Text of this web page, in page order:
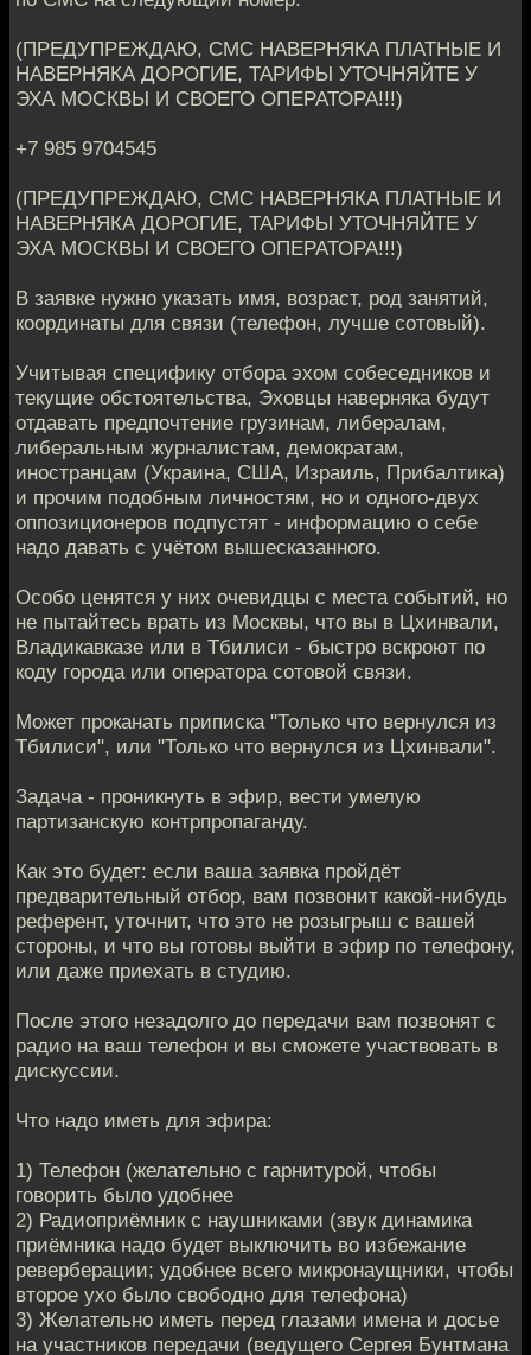
(ПРЕДУПРЕЖДАЮ, СМС НАВЕРНЯКА ПЛАТНЫЕ И
НАВЕРНЯКА ДОРОГИЕ, ТАРИФЫ УТОЧНЯЙТЕ У
ЭХА МОСКВЫ И СВОЕГО ОПЕРАТОРА!!!)
+7 985 9704545
(ПРЕДУПРЕЖДАЮ, СМС НАВЕРНЯКА ПЛАТНЫЕ И
НАВЕРНЯКА ДОРОГИЕ, ТАРИФЫ УТОЧНЯЙТЕ У
ЭХА МОСКВЫ И СВОЕГО ОПЕРАТОРА!!!)
В заявке нужно указать имя, возраст, род занятий,
координаты для связи (телефон, лучше сотовый).
Учитывая специфику отбора эхом собеседников и
текущие обстоятельства, Эховцы наверняка будут
отдавать предпочтение грузинам, либералам,
либеральным журналистам, демократам,
иностранцам (Украина, США, Израиль, Прибалтика)
и прочим подобным личностям, но и одного-двух
оппозиционеров подпустят - информацию о себе
надо давать с учётом вышесказанного.
Особо ценятся у них очевидцы с места событий, но
не пытайтесь врать из Москвы, что вы в Цхинвали,
Владикавказе или в Тбилиси - быстро вскроют по
коду города или оператора сотовой связи.
Может проканать приписка "Только что вернулся из
Тбилиси", или "Только что вернулся из Цхинвали".
Задача - проникнуть в эфир, вести умелую
партизанскую контрпропаганду.
Как это будет: если ваша заявка пройдёт
предварительный отбор, вам позвонит какой-нибудь
референт, уточнит, что это не розыгрыш с вашей
стороны, и что вы готовы выйти в эфир по телефону,
или даже приехать в студию.
После этого незадолго до передачи вам позвонят с
радио на ваш телефон и вы сможете участвовать в
дискуссии.
Что надо иметь для эфира:
1) Телефон (желательно с гарнитурой, чтобы
говорить было удобнее
2) Радиоприёмник с наушниками (звук динамика
приёмника надо будет выключить во избежание
реверберации; удобнее всего микронаущники, чтобы
второе ухо было свободно для телефона)
3) Желательно иметь перед глазами имена и досье
на участников передачи (ведущего Сергея Бунтмана